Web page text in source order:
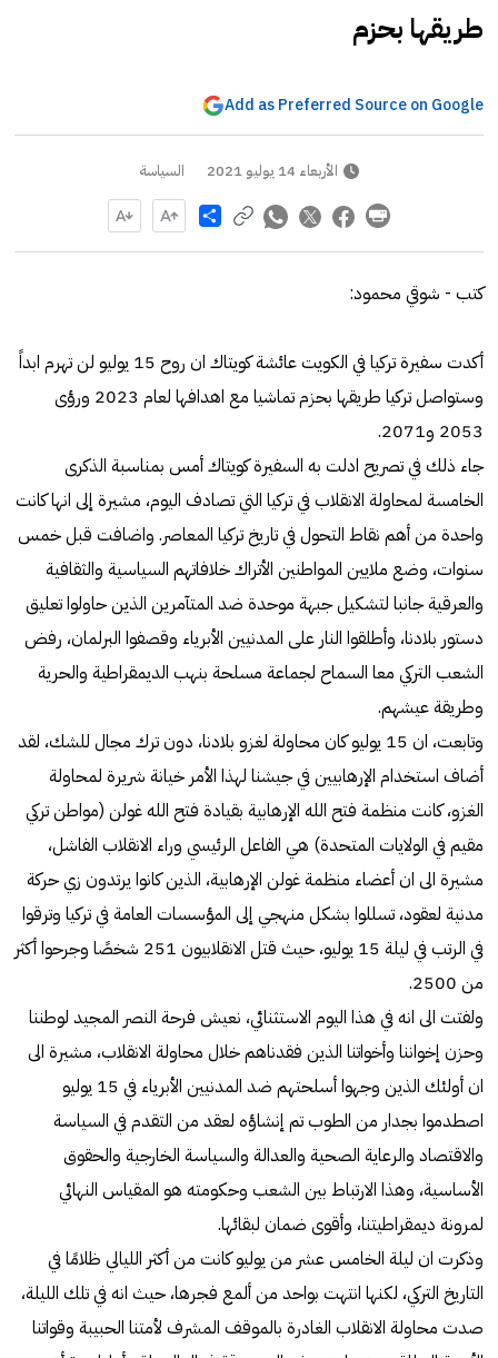
طريقها بحزم
Add as Preferred Source on Google
الأربعاء 14 يوليو 2021 السياسة
Share
كتب - شوقي محمود:
أكدت سفيرة تركيا في الكويت عائشة كويتاك ان روح 15 يوليو لن تهرم ابداً
وستواصل تركيا طريقها بحزم تماشيا مع اهدافها لعام 2023 ورؤى
2053 و2071.
جاء ذلك في تصريح ادلت به السفيرة كويتاك أمس بمناسبة الذكرى
الخامسة لمحاولة الانقلاب في تركيا التي تصادف اليوم، مشيرة إلى انها كانت
واحدة من أهم نقاط التحول في تاريخ تركيا المعاصر. واضافت قبل خمس
سنوات، وضع ملايين المواطنين الأتراك خلافاتهم السياسية والثقافية
والعرقية جانبا لتشكيل جبهة موحدة ضد المتآمرين الذين حاولوا تعليق
دستور بلادنا، وأطلقوا النار على المدنيين الأبرياء وقصفوا البرلمان، رفض
الشعب التركي معا السماح لجماعة مسلحة بنهب الديمقراطية والحرية
وطريقة عيشهم.
وتابعت، ان 15 يوليو كان محاولة لغزو بلادنا، دون ترك مجال للشك، لقد
أضاف استخدام الإرهابيين في جيشنا لهذا الأمر خيانة شريرة لمحاولة
الغزو، كانت منظمة فتح الله الإرهابية بقيادة فتح الله غولن (مواطن تركي
مقيم في الولايات المتحدة) هي الفاعل الرئيسي وراء الانقلاب الفاشل،
مشيرة الى ان أعضاء منظمة غولن الإرهابية، الذين كانوا يرتدون زي حركة
مدنية لعقود، تسللوا بشكل منهجي إلى المؤسسات العامة في تركيا وترقوا
في الرتب في ليلة 15 يوليو، حيث قتل الانقلابيون 251 شخصًا وجرحوا أكثر
من 2500.
ولفتت الى انه في هذا اليوم الاستثنائي، نعيش فرحة النصر المجيد لوطننا
وحزن إخواننا وأخواتنا الذين فقدناهم خلال محاولة الانقلاب، مشيرة الى
ان أولئك الذين وجهوا أسلحتهم ضد المدنيين الأبرياء في 15 يوليو
اصطدموا بجدار من الطوب تم إنشاؤه لعقد من التقدم في السياسة
والاقتصاد والرعاية الصحية والعدالة والسياسة الخارجية والحقوق
الأساسية، وهذا الارتباط بين الشعب وحكومته هو المقياس النهائي
لمرونة ديمقراطيتنا، وأقوى ضمان لبقائها.
وذكرت ان ليلة الخامس عشر من يوليو كانت من أكثر الليالي ظلامًا في
التاريخ التركي، لكنها انتهت بواحد من ألمع فجرها، حيث انه في تلك الليلة،
صدت محاولة الانقلاب الغادرة بالموقف المشرف لأمتنا الحبيبة وقواتنا